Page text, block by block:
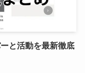
と活動を最新徹底